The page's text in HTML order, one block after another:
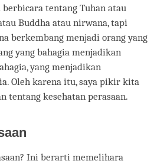
tentang Tuhan atau
Buddha atau nirwana, tapi
berkembang menjadi orang yang
yang bahagia menjadikan
yang menjadikan
Oleh karena itu, saya pikir kita
tentang kesehatan perasaan.
Ini berarti memelihara